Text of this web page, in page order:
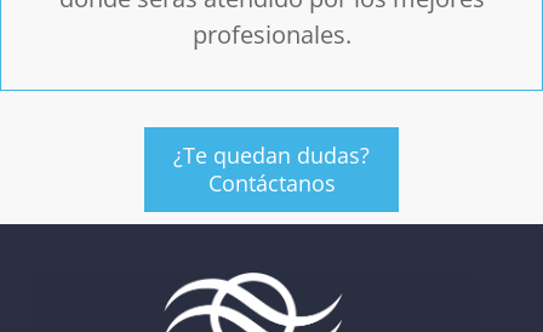
profesionales.
¿Te quedan dudas?
Contáctanos